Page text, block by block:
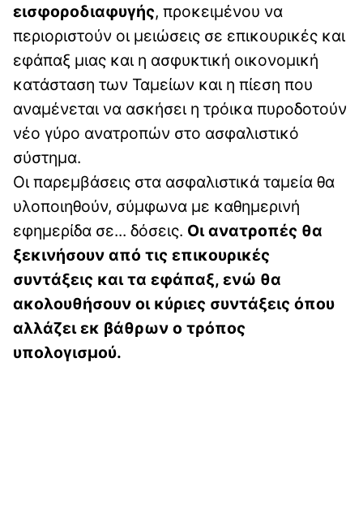
εισφοροδιαφυγής, προκειμένου να
περιοριστούν οι μειώσεις σε επικουρικές και
εφάπαξ μιας και η ασφυκτική οικονομική
κατάσταση των Ταμείων και η πίεση που
αναμένεται να ασκήσει η τρόικα πυροδοτούν
νέο γύρο ανατροπών στο ασφαλιστικό
σύστημα.
Οι παρεμβάσεις στα ασφαλιστικά ταμεία θα
υλοποιηθούν, σύμφωνα με καθημερινή
εφημερίδα σε... δόσεις. Οι ανατροπές θα
ξεκινήσουν από τις επικουρικές
συντάξεις και τα εφάπαξ, ενώ θα
ακολουθήσουν οι κύριες συντάξεις όπου
αλλάζει εκ βάθρων ο τρόπος
υπολογισμού.